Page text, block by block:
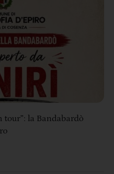
tour”: la Bandabardò